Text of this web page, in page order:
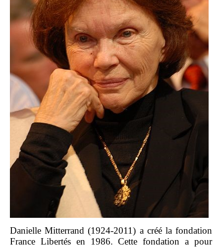
Danielle Mitterrand (1924-2011) a créé la fondation
France Libertés en 1986. Cette fondation a pour